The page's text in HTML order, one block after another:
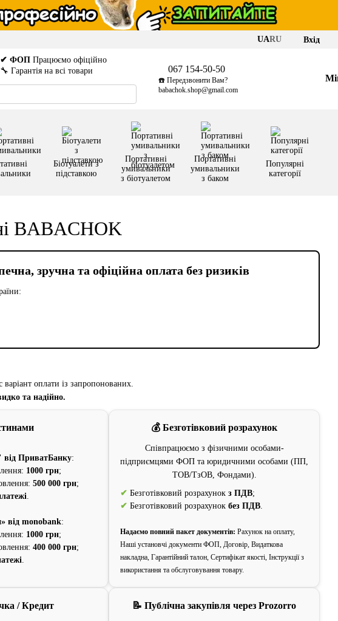
UARU Вхід
✔ ФОП Працюємо офіційно
🔧 Гарантія на всі товари
067 154-50-50
☎️ Передзвонити Вам?
babachok.shop@gmail.com
Біотуалети з
підставкою
Портативні
умивальники
з біотуалетом
Портативні
умивальники
з баком
Популярні
категорії
BABACHOK
зручна та офіційна оплата без ризиків
оплати із запропонованих.
та надійно.
ПриватБанку:
1000 грн;
500 000 грн;
від monobank:
1000 грн;
400 000 грн;
💰 Безготівковий розрахунок
Співпрацюємо з фізичними особами-
підприємцями ФОП та юридичними особами (ПП,
ТОВ/ТзОВ, Фондами).
✔ Безготівковий розрахунок з ПДВ;
✔ Безготівковий розрахунок без ПДВ.
Надаємо повний пакет документів: Рахунок на оплату,
Наші установчі документи ФОП, Договір, Видаткова
накладна, Гарантійний талон, Сертифікат якості, Інструкції з
використання та обслуговування товару.
/ Кредит 📝 Публічна закупівля через Prozorro